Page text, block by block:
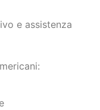
e assistenza